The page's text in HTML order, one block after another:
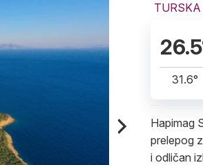
TURSKA
26.5
31.6°
Hapimag
prelepog
i odličan